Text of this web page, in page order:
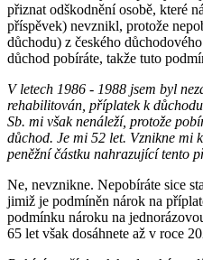
přiznat odškodnění osobě, které
příspěvek) nevznikl, protože
důchodu) z českého
důchod pobíráte, takže tuto
V letech 1986 - 1988 jsem byl
rehabilitován, příplatek k
Sb. mi však nenáleží, protože
důchod. Je mi 52 let. Vznikne mi
peněžní částku nahrazující tento
Ne, nevznikne. Nepobíráte sice
jimiž je podmíněn nárok na
podmínku nároku na
65 let však dosáhnete až v roce